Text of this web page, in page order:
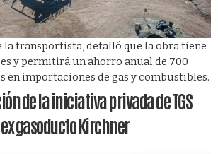
la transportista, detalló que la obra tiene
y permitirá un ahorro anual de 700
en importaciones de gas y combustibles.
de la iniciativa privada de TGS
gasoducto Kirchner